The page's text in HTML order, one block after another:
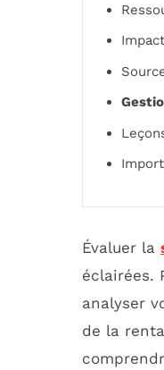
Évaluer la
éclairées.
analyser
de la